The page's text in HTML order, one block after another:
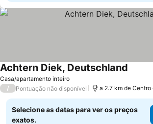
Casa/apartamento inteiro
Achtern Diek, Deutschland
/ Pontuação não disponível a 2.7 km de
Selecione as datas para ver os preços
exatos.